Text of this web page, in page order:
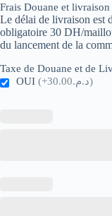
Frais Douane et livraison
Le délai de livraison est
obligatoire 30 DH/
du lancement de la
Taxe de Douane et de
OUI
(+د.م.30.00)